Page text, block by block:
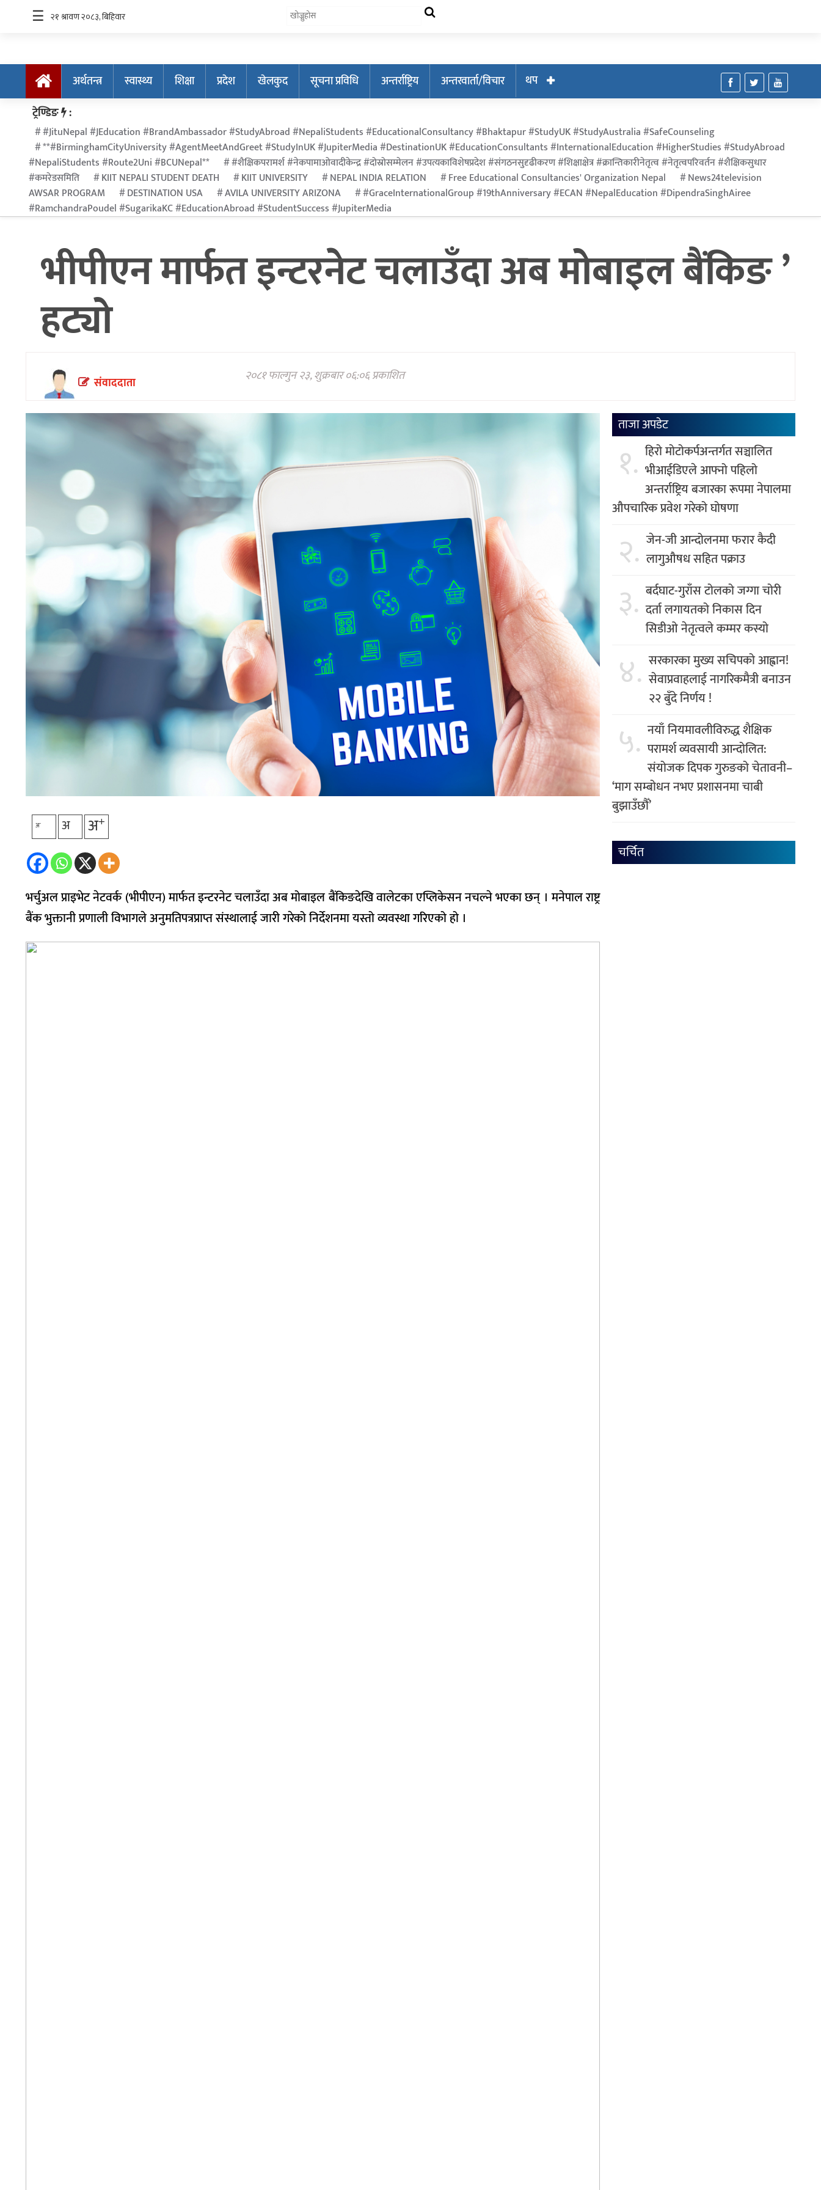
अर्थतन्त्र
स्वास्थ्य
शिक्षा
प्रदेश
खेलकुद
अन्तर्राष्ट्रिय
विचार
☰
अर्थतन्त्र स्वास्थ्य शिक्षा प्रदेश खेलकुद सूचना प्रविधि अन्तर्राष्ट्रिय अन्तरवार्ता/विचार
थप
ट्रेण्डिङ :
#JituNepal #JEducation #BrandAmbassador #StudyAbroad #NepaliStudents #EducationalConsultancy #Bhaktapur #StudyUK #StudyAustralia #SafeCounseling
**#BirminghamCityUniversity #AgentMeetAndGreet #StudyInUK #JupiterMedia #DestinationUK #EducationConsultants #InternationalEducation #HigherStudies #StudyAbroad
#NepaliStudents #Route2Uni #BCUNepal**
#शैक्षिकपरामर्श #नेकपामाओवादीकेन्द्र #दोस्रोसम्मेलन #उपत्यकाविशेषप्रदेश #संगठनसुदृढीकरण #शिक्षाक्षेत्र #क्रान्तिकारीनेतृत्व #नेतृत्वपरिवर्तन #शैक्षिकसुधार
#कमरेडसमिति
KIIT NEPALI STUDENT DEATH KIIT UNIVERSITY NEPAL INDIA RELATION Free Educational Consultancies' Organization Nepal
News24television
AWSAR PROGRAM
DESTINATION USA AVILA UNIVERSITY ARIZONA
#GraceInternationalGroup #19thAnniversary #ECAN #NepalEducation #DipendraSinghAiree
#RamchandraPoudel #SugarikaKC #EducationAbroad #StudentSuccess #JupiterMedia
भीपीएन मार्फत इन्टरनेट चलाउँदा अब मोबाइल बैंकिङ ’
हट्यो
संवाददाता २०८१ फाल्गुन २३, शुक्रबार ०६:०६ प्रकाशित
अ- अ अ+
भर्चुअल प्राइभेट नेटवर्क (भीपीएन) मार्फत इन्टरनेट चलाउँदा अब मोबाइल बैंकिङदेखि वालेटका एप्लिकेसन नचल्ने भएका छन् । मनेपाल राष्ट्र
बैंक भुक्तानी प्रणाली विभागले अनुमतिपत्रप्राप्त संस्थालाई जारी गरेको निर्देशनमा यस्तो व्यवस्था गरिएको हो ।
ताजा अपडेट
१. हिरो मोटोकर्पअन्तर्गत सञ्चालित
भीआईडिएले आफ्नो पहिलो
अन्तर्राष्ट्रिय बजारका रूपमा नेपालमा
औपचारिक प्रवेश गरेको घोषणा
२. जेन-जी आन्दोलनमा फरार कैदी
लागुऔषध सहित पक्राउ
३. बर्दघाट-गुराँस टोलको जग्गा चोरी
दर्ता लगायतको निकास दिन
सिडीओ नेतृत्वले कम्मर कस्यो
४. सरकारका मुख्य सचिपको आह्वान!
सेवाप्रवाहलाई नागरिकमैत्री बनाउन
२२ बुँदे निर्णय !
५. नयाँ नियमावलीविरुद्ध शैक्षिक
परामर्श व्यवसायी आन्दोलित:
संयोजक दिपक गुरुङको चेतावनी–
‘माग सम्बोधन नभए प्रशासनमा चाबी
बुझाउँछौँ’
चर्चित